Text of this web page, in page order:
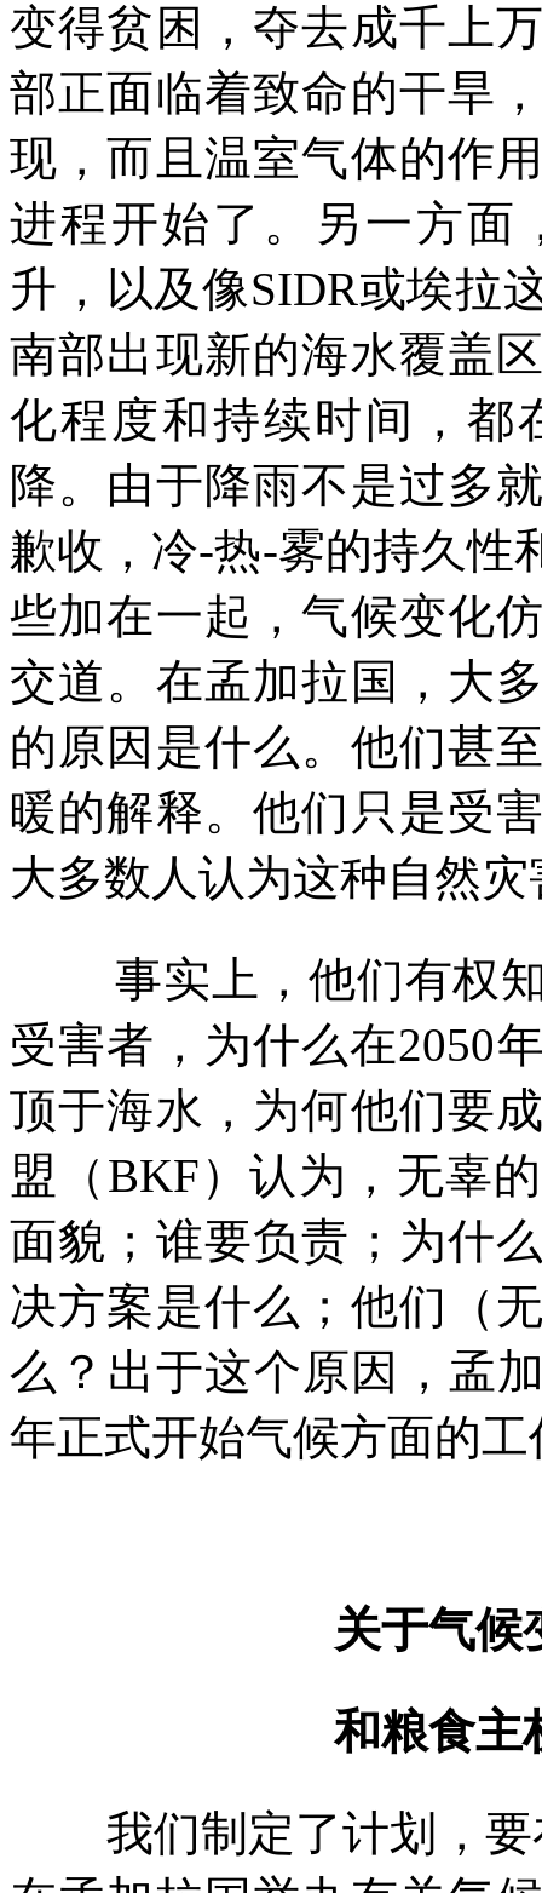
变得贫困，夺去成千上
部正面临着致命的干旱
现，而且温室气体的作
进程开始了。另一方面
升，以及像SIDR或埃拉
南部出现新的海水覆盖
化程度和持续时间，都
降。由于降雨不是过多
歉收，冷-热-雾的持久性
些加在一起，气候变化
交道。在孟加拉国，大
的原因是什么。他们甚
暖的解释。他们只是受
大多数人认为这种自然
事实上，他们有权
受害者，为什么在2050
顶于海水，为何他们要
盟（ BKF）认为，无辜
面貌；谁要负责；为什
决方案是什么；他们（
么？出于这个原因，孟
年正式开始气候方面的
关于气候
和粮食主
我们制定了计划，